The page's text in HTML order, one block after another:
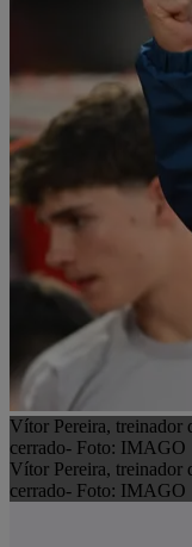
Vítor Pereira, treinador
cerrado- Foto: IMAGO
Vítor Pereira, treinador
cerrado- Foto: IMAGO